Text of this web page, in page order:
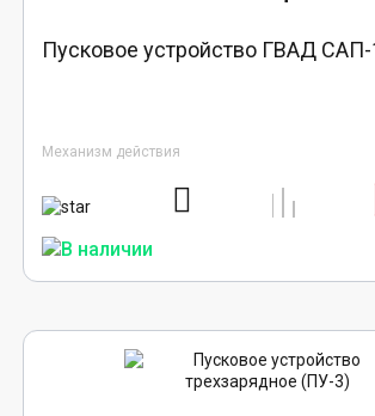
Пусковое устройство ГВАД САП-
Механизм действия